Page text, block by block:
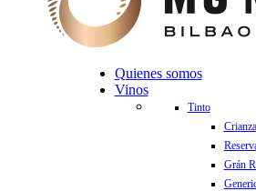
Quienes somos
Vinos
Tinto
Crianza
Grán